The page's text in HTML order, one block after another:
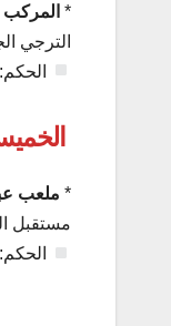
*
الترجي
الحكم:
الخميس 18
* ملعب
مستقبل
الحكم: